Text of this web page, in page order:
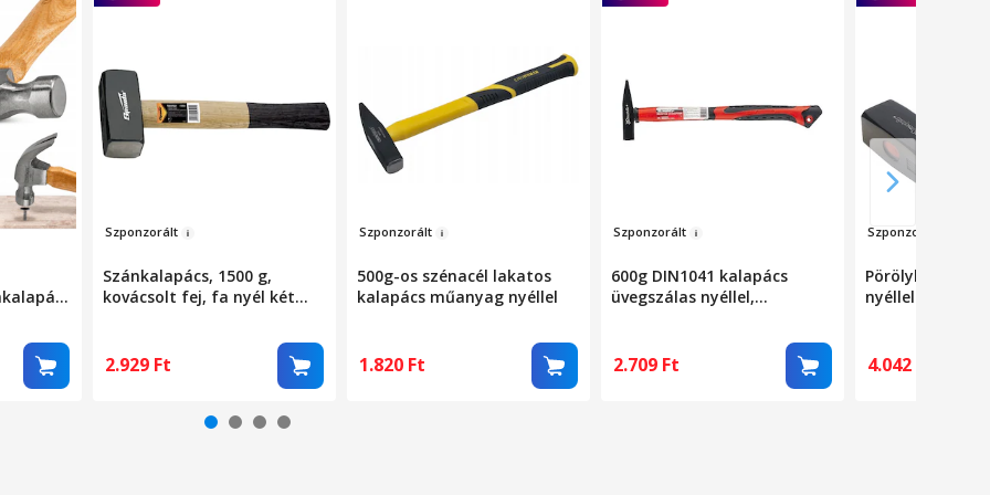
cm
Szponzorált
Szánkalapács, 1500 g,
kovácsolt fej, fa nyél két
2.929 Ft
Szponzorált
500g-os szénacél lakatos
kalapács műanyag nyéllel
1.820 Ft
Szponzorált
600g DIN1041 kalapács
üvegszálas nyéllel,
2.709 Ft
Szponzorál
Pörölykalapács
nyéllel 2000g
4.042